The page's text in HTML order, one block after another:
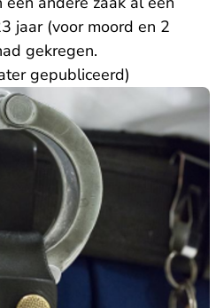
jaar (voor moord en 2
gekregen.
gepubliceerd)